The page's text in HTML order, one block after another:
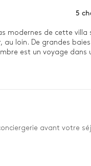
5
modernes de cette
loin. De grandes
est un voyage
bas, les fauteuils en
avant votre